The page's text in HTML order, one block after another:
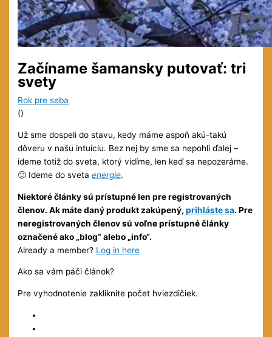
Začíname šamansky putovať: tri
svety
Rok pre seba
()
Už sme dospeli do stavu, kedy máme aspoň akú-takú
dôveru v našu intuíciu. Bez nej by sme sa nepohli ďalej –
ideme totiž do sveta, ktorý vidíme, len keď sa nepozeráme.
🙂 Ideme do svetaenergie.
Niektoré články sú prístupné len pre registrovaných
členov. Ak máte daný produkt zakúpený,prihláste sa. Pre
neregistrovaných členov sú voľne prístupné články
označené ako „blog“ alebo „info“.
Already a member? Log in here
Ako sa vám páči článok?
Pre vyhodnotenie zakliknite počet hviezdičiek.